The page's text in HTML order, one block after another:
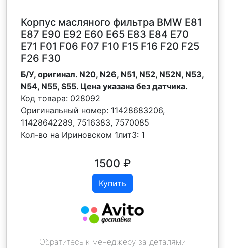
Корпус масляного фильтра BMW E81
E87 E90 E92 E60 E65 E83 E84 E70
E71 F01 F06 F07 F10 F15 F16 F20 F25
F26 F30
Б/У, оригинал. N20, N26, N51, N52, N52N, N53,
N54, N55, S55. Цена указана без датчика.
Код товара: 028092
Оригинальный номер: 11428683206,
11428642289, 7516383, 7570085
Кол-во на Ириновском 1лит3: 1
1500 ₽
Купить
Обратитесь к менеджеру за деталями